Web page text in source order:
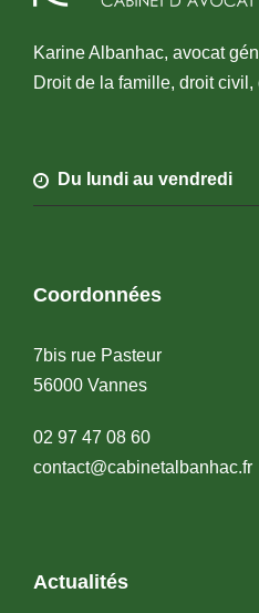
Karine Albanhac, avocat
Droit de la famille, droit civil,
Du lundi au vendredi
Coordonnées
7bis rue Pasteur
56000 Vannes
02 97 47 08 60
contact@cabinetalbanhac.fr
Actualités